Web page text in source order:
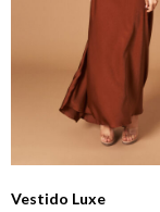
Vestido Luxe